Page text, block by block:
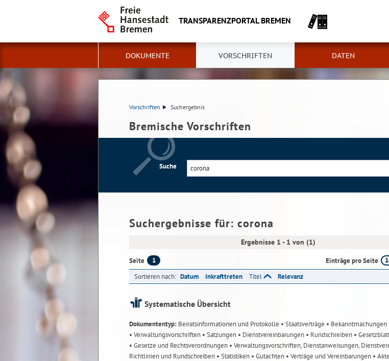
TRANSPARENZPORTAL BREMEN
DOKUMENTE VORSCHRIFTEN DATEN
Vorschriften Suchergebnis
Bremische Vorschriften
Suche
Suchergebnisse für: corona
Ergebnisse 1 - 1 von (1)
Seite 1 Einträge pro Seite
Sortieren nach: Datum Inkrafttreten Titel Relevanz
Systematische Übersicht
Dokumententyp: Beiratsinformationen und Protokolle • Staatsverträge • Bekanntmachungen
• Verwaltungsvorschriften • Satzungen • Dienstvereinbarungen • Rundschreiben •
• Gesetze und Rechtsverordnungen • Verwaltungsvorschriften, Dienstanweisungen,
Richtlinien und Rundschreiben • Statistiken • Gutachten • Verträge und Vereinbarungen •